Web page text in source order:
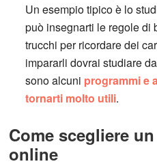
Un esempio tipico è lo
può insegnarti le regole di
trucchi per ricordare dei
impararli dovrai studiare
sono alcuni programmi e
tornarti molto utili.
Come scegliere
online